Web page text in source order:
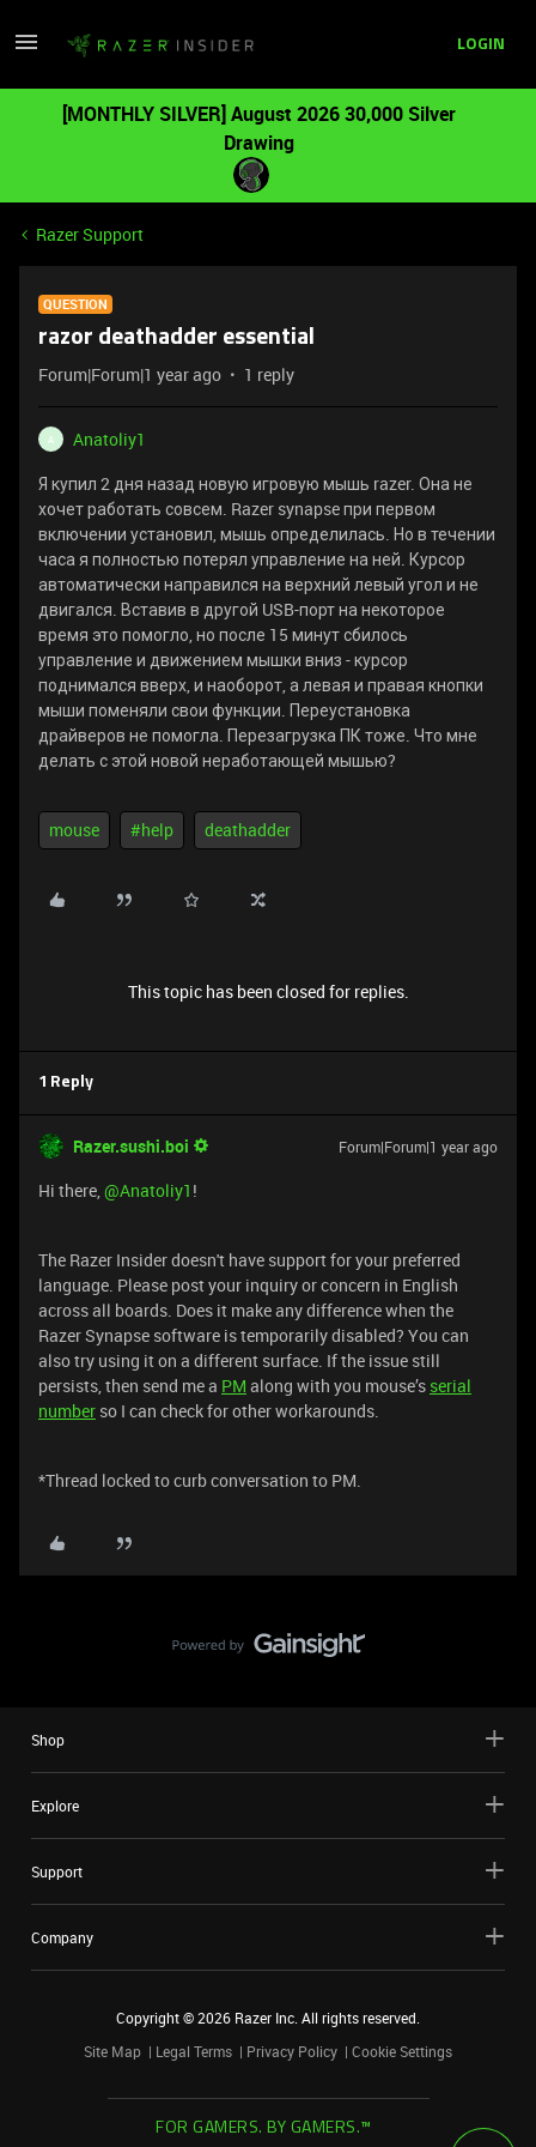
LOGIN
[MONTHLY SILVER] August 2026 30,000 Silver
Drawing
Razer Support
QUESTION
razor deathadder essential
Forum|Forum|1 year ago 1 reply
A
Anatoliy1
Я купил 2 дня назад новую игровую мышь razer. Она не
хочет работать совсем. Razer synapse при первом
включении установил, мышь определилась. Но в течении
часа я полностью потерял управление на ней. Курсор
автоматически направился на верхний левый угол и не
двигался. Вставив в другой USB-порт на некоторое
время это помогло, но после 15 минут сбилось
управление и движением мышки вниз - курсор
поднимался вверх, и наоборот, а левая и правая кнопки
мыши поменяли свои функции. Переустановка
драйверов не помогла. Перезагрузка ПК тоже. Что мне
делать с этой новой неработающей мышью?
mouse #help deathadder
This topic has been closed for replies.
1 Reply
Razer.sushi.boi Forum|Forum|1 year ago
Hi there,@Anatoliy1 !
The Razer Insider doesn't have support for your preferred
language. Please post your inquiry or concern in English
across all boards. Does it make any difference when the
Razer Synapse software is temporarily disabled? You can
also try using it on a different surface. If the issue still
persists, then send me a PM along with you mouse’s serial
number so I can check for other workarounds.
*Thread locked to curb conversation to PM.
Shop
Explore
Support
Company
Copyright ©2026 Razer Inc. All rights reserved.
Site Map
Legal Terms Privacy Policy Cookie Settings
FOR GAMERS. BY GAMERS.™